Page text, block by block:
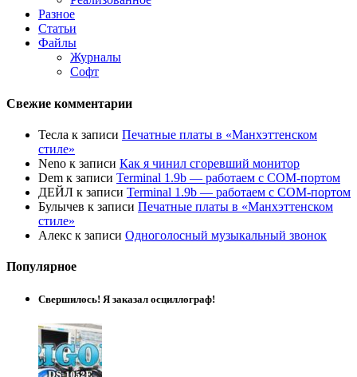
Разное
Статьи
Файлы
Журналы
Софт
Свежие комментарии
Тесла к записи Печатные платы в «Манхэттенском
стиле»
Neno к записи Как я чинил сгоревший монитор
Dem к записи Terminal 1.9b — работаем с COM-портом
ДЕЙЛ к записи Terminal 1.9b — работаем с COM-портом
Булычев к записи Печатные платы в «Манхэттенском
стиле»
Алекс к записи Одноголосный музыкальный звонок
Популярное
Свершилось! Я заказал осциллограф!